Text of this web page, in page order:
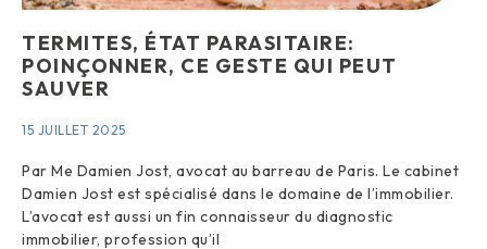
TERMITES, ÉTAT PARASITAIRE:
POINÇONNER, CE GESTE QUI PEUT
SAUVER
15 JUILLET 2025
Par Me Damien Jost, avocat au barreau de Paris. Le cabinet
Damien Jost est spécialisé dans le domaine de l’immobilier.
L’avocat est aussi un fin connaisseur du diagnostic
immobilier, profession qu’il